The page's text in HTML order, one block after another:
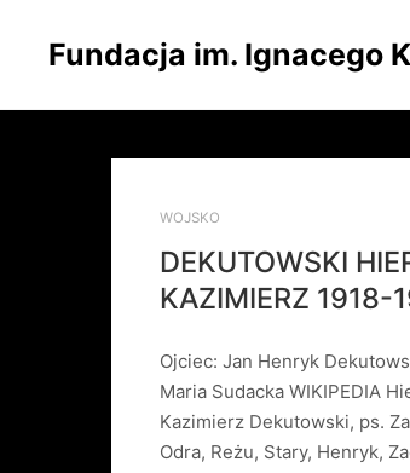
Fundacja im. Ignacego
WOJSKO
DEKUTOWSKI
KAZIMIERZ 1918-
Ojciec: Jan Henryk
Maria Sudacka WIKIPEDIA
Kazimierz Dekutowski, ps.
Odra, Reżu, Stary, Henryk,